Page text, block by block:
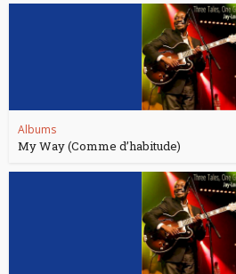
Albums
My Way (Comme d’habitude)